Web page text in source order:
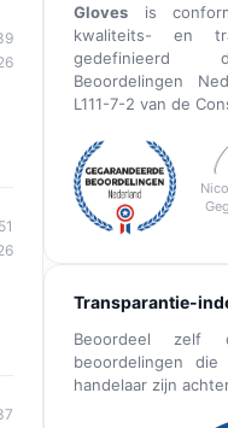
Gloves is
kwaliteits- en
gedefinieerd
Beoordelingen
L111-7-2 van de
Transparantie-
Beoordeel
beoordelingen
handelaar zijn